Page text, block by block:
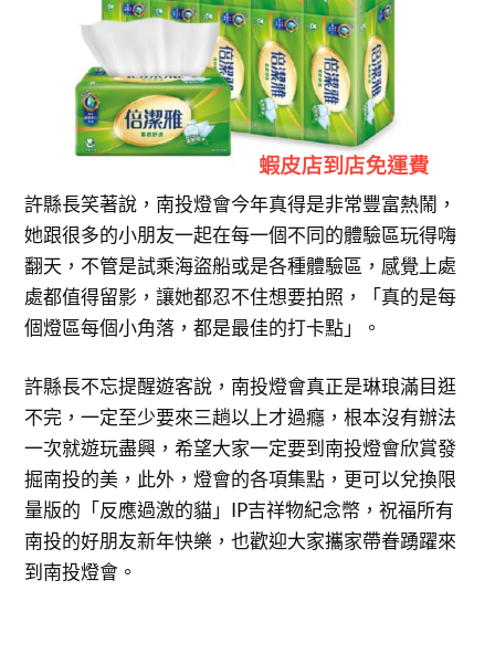
許縣長笑著說，南投燈會今年真得是非常豐富熱鬧，
她跟很多的小朋友一起在每一個不同的體驗區玩得嗨
翻天，不管是試乘海盜船或是各種體驗區，感覺上處
處都值得留影，讓她都忍不住想要拍照，「真的是每
個燈區每個小角落，都是最佳的打卡點」。
許縣長不忘提醒遊客說，南投燈會真正是琳琅滿目逛
不完，一定至少要來三趟以上才過癮，根本沒有辦法
一次就遊玩盡興，希望大家一定要到南投燈會欣賞發
掘南投的美，此外，燈會的各項集點，更可以兌換限
量版的「反應過激的貓」IP吉祥物紀念幣，祝福所有
南投的好朋友新年快樂，也歡迎大家攜家帶眷踴躍來
到南投燈會。